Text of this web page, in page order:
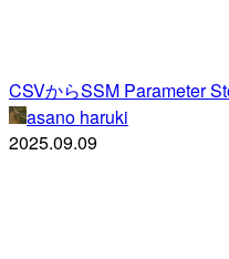
CSVからSSM Parameter
asano haruki
2025.09.09